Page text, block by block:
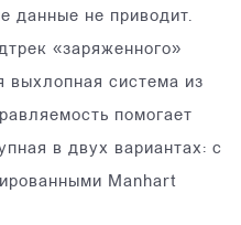
данные не приводит.
«заряженного»
выхлопная система из
помогает
в двух вариантах: с
Manhart